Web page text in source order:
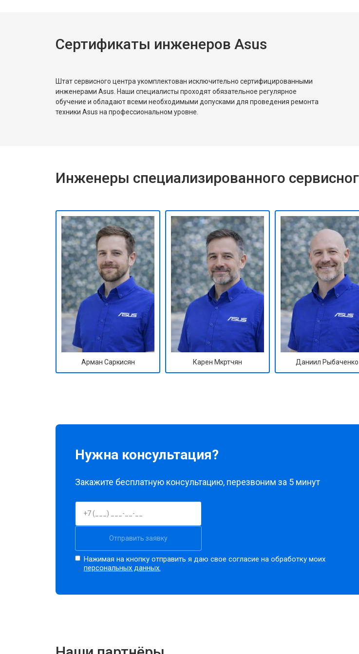
Сертификаты инженеров Asus
Штат сервисного центра укомплектован исключительно сертифицированными
инженерами Asus. Наши специалисты проходят обязательное регулярное
обучение и обладают всеми необходимыми допусками для проведения ремонта
техники Asus на профессиональном уровне.
Инженеры специализированного
Арман Саркисян Карен Мкртчян Даниил Рыбаченко
Нужна консультация?
Закажите бесплатную консультацию, перезвоним за 5 минут
Отправить заявку
Нажимая на кнопку отправить я даю свое согласие на обработку моих
персональных данных.